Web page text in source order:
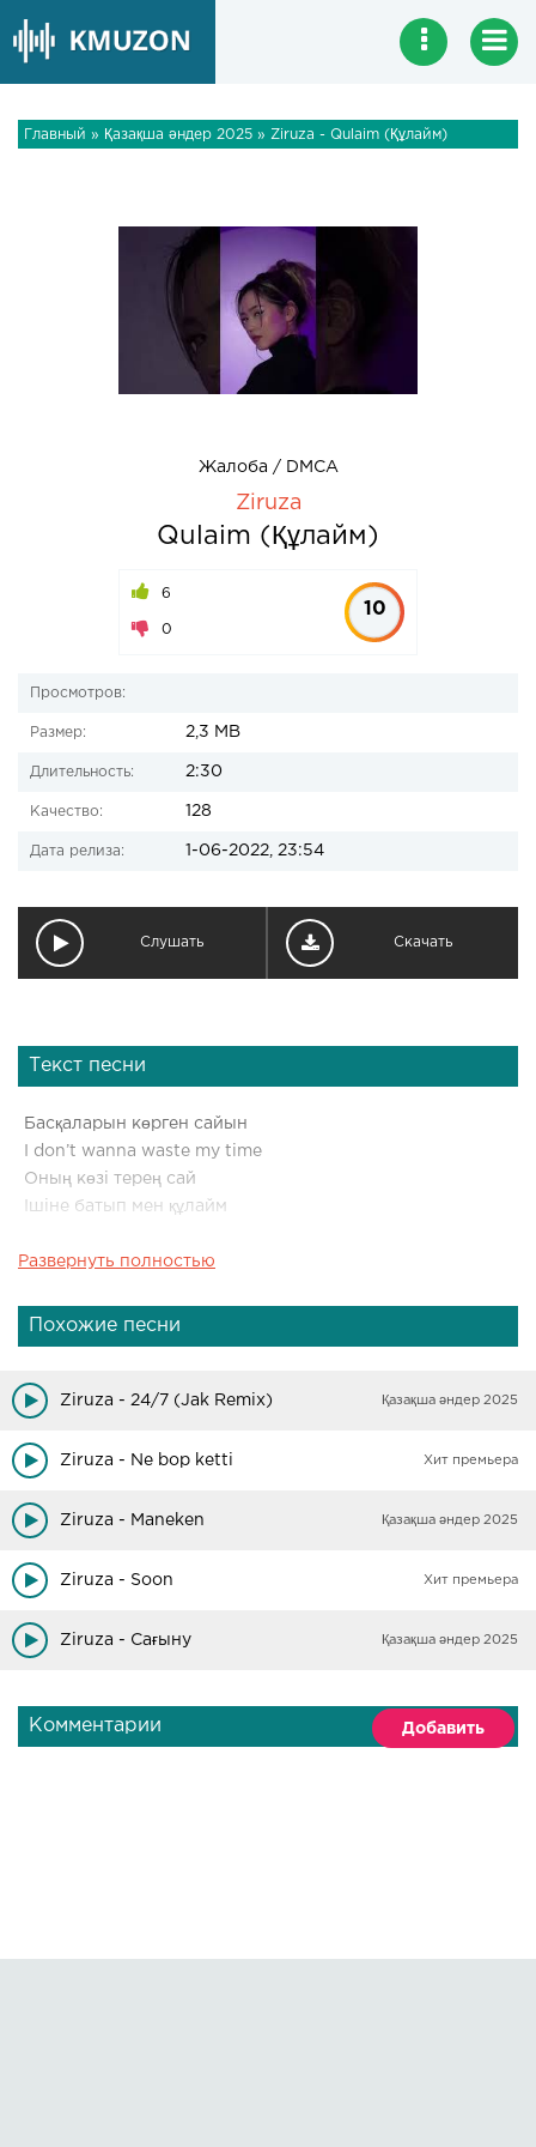
Главный » Қазақша әндер 2025 » Ziruza - Qulaim (Құлайм)
Жалоба / DMCA
Ziruza
Qulaim (Құлайм)
6
0
10
Просмотров:
Размер: 2,3 MB
Длительность: 2:30
Качество: 128
Дата релиза: 1-06-2022, 23:54
Слушать Скачать
Текст песни
Басқаларын көрген сайын
I don’t wanna waste my time
Оның көзі терең сай
Ішіне батып мен құлайм
Развернуть полностью
Похожие песни
Ziruza - 24/7 (Jak Remix) Қазақша әндер 2025
Ziruza - Ne bop ketti Хит премьера
Ziruza - Maneken Қазақша әндер 2025
Ziruza - Soon Хит премьера
Ziruza - Сағыну Қазақша әндер 2025
Комментарии Добавить